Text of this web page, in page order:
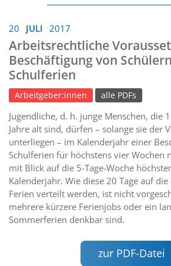
20 JULI 2017
Arbeitsrechtliche
Beschäftigung von
Schulferien
Arbeitgeber:innen alle PDFs
Jugendliche, d. h. junge Menschen, die
Jahre alt sind, dürfen – solange sie der
unterliegen – im Kalenderjahr einer
Schulferien für höchstens vier Wochen
mit Blick auf die 5-Tage-Woche
Kalenderjahr. Wie diese 20 Tage auf
Ferien verteilt werden, ist nicht
mehrere kürzere Ferienjobs oder ein
Sommerferien denkbar sind.
zur PDF-Datei